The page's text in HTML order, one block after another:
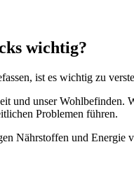
wichtig?
ist es wichtig zu
und unser
Problemen führen.
Nährstoffen und Energie